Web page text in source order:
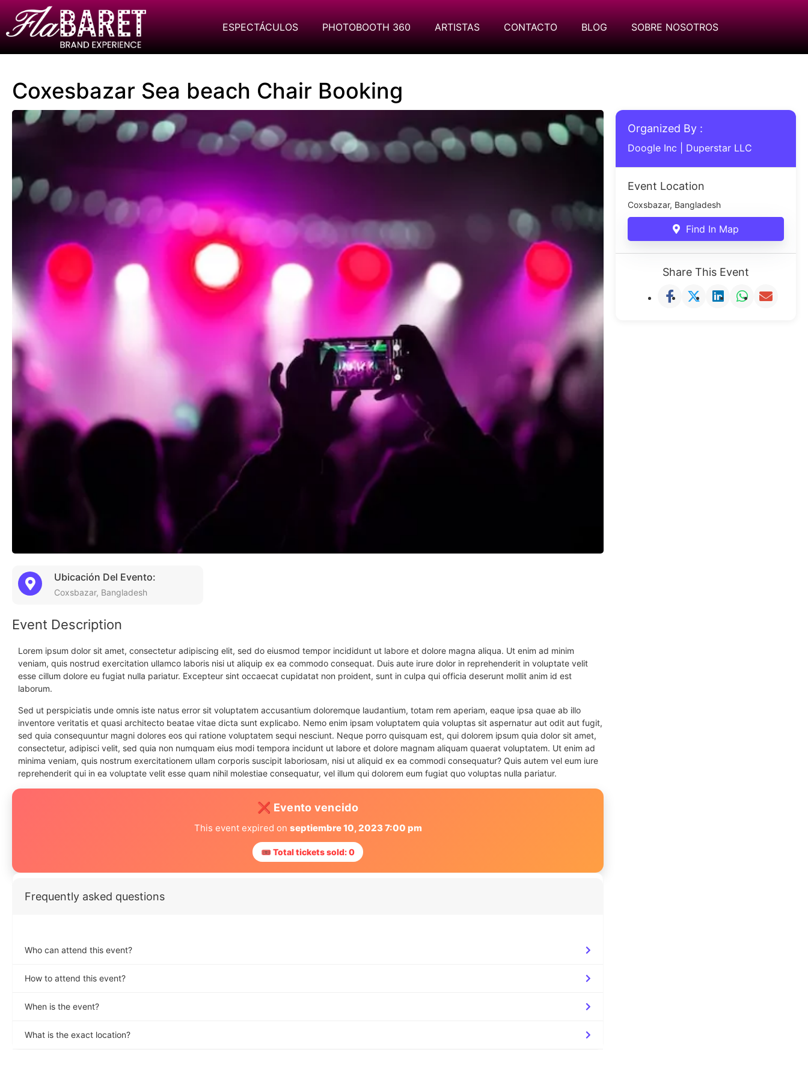
ESPECTÁCULOS PHOTOBOOTH 360 ARTISTAS CONTACTO BLOG SOBRE NOSOTROS
Coxesbazar Sea beach Chair Booking
Ubicación Del Evento:
Coxsbazar, Bangladesh
Event Description
Lorem ipsum dolor sit amet, consectetur adipiscing elit, sed do eiusmod tempor incididunt ut labore et dolore magna aliqua. Ut enim ad minim
veniam, quis nostrud exercitation ullamco laboris nisi ut aliquip ex ea commodo consequat. Duis aute irure dolor in reprehenderit in voluptate velit
esse cillum dolore eu fugiat nulla pariatur. Excepteur sint occaecat cupidatat non proident, sunt in culpa qui officia deserunt mollit anim id est
laborum.
Sed ut perspiciatis unde omnis iste natus error sit voluptatem accusantium doloremque laudantium, totam rem aperiam, eaque ipsa quae ab illo
inventore veritatis et quasi architecto beatae vitae dicta sunt explicabo. Nemo enim ipsam voluptatem quia voluptas sit aspernatur aut odit aut fugit,
sed quia consequuntur magni dolores eos qui ratione voluptatem sequi nesciunt. Neque porro quisquam est, qui dolorem ipsum quia dolor sit amet,
consectetur, adipisci velit, sed quia non numquam eius modi tempora incidunt ut labore et dolore magnam aliquam quaerat voluptatem. Ut enim ad
minima veniam, quis nostrum exercitationem ullam corporis suscipit laboriosam, nisi ut aliquid ex ea commodi consequatur? Quis autem vel eum iure
reprehenderit qui in ea voluptate velit esse quam nihil molestiae consequatur, vel illum qui dolorem eum fugiat quo voluptas nulla pariatur.
❌ Evento vencido
This event expired on septiembre 10, 2023 7:00 pm
🎟 Total tickets sold: 0
Frequently asked questions
Who can attend this event?
How to attend this event?
When is the event?
What is the exact location?
Organized By :
Doogle Inc Duperstar LLC
Event Location
Coxsbazar, Bangladesh
Find In Map
Share This Event